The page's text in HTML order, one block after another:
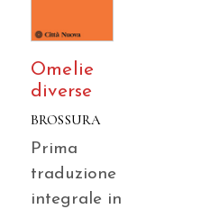
Omelie
diverse
BROSSURA
Prima
traduzione
integrale in